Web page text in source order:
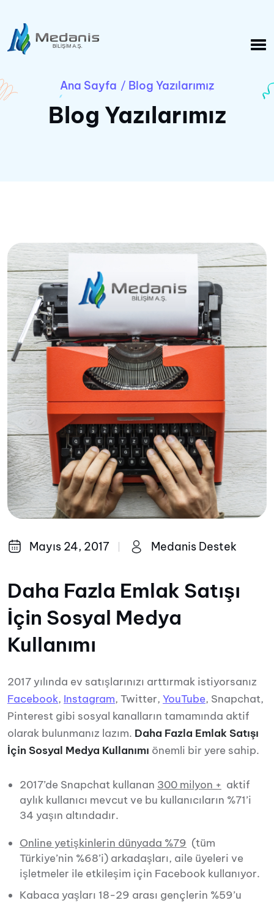
Ana Sayfa / Blog Yazılarımız
Blog Yazılarımız
Mayıs 24, 2017 Medanis Destek
Daha Fazla Emlak Satışı
İçin Sosyal Medya
Kullanımı
2017 yılında ev satışlarınızı arttırmak istiyorsanız
Facebook, Instagram, Twitter, YouTube, Snapchat,
Pinterest gibi sosyal kanalların tamamında aktif
olarak bulunmanız lazım. Daha Fazla Emlak Satışı
İçin Sosyal Medya Kullanımı önemli bir yere sahip.
2017’de Snapchat kullanan 300 milyon + aktif
aylık kullanıcı mevcut ve bu kullanıcıların %71’i
34 yaşın altındadır.
Online yetişkinlerin dünyada %79 (tüm
Türkiye’nin %68’i) arkadaşları, aile üyeleri ve
işletmeler ile etkileşim için Facebook kullanıyor.
Kabaca yaşları 18-29 arası gençlerin %59’u